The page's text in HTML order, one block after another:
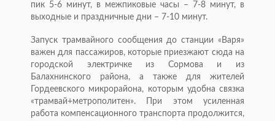
пик 5-6 минут, в межпиковые часы – 7-8 минут, в
выходные и праздничные дни – 7-10 минут.
Запуск трамвайного сообщения до станции «Варя»
важен для пассажиров, которые приезжают сюда на
городской электричке из Сормова и из
Балахнинского района, а также для жителей
Гордеевского микрорайона, которым удобна связка
«трамвай+метрополитен». При этом усиленная
работа компенсационного транспорта продолжится,